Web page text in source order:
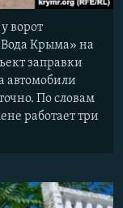
ворот
Крыма» на
заправки
автомобили
По словам
работает три